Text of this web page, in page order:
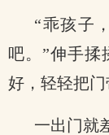
“乖孩子
吧。”伸手揉
好，轻轻把门
一出门就